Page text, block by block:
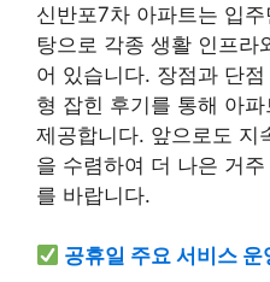
신반포7차 아파트는 입
탕으로 각종 생활 인프라
어 있습니다. 장점과 단
형 잡힌 후기를 통해 아
제공합니다. 앞으로도 지
을 수렴하여 더 나은 거
를 바랍니다.
공휴일 주요 서비스